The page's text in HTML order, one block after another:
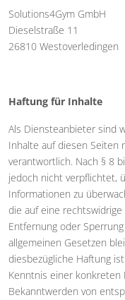
Solutions4Gym GmbH
Dieselstraße 11
26810 Westoverledingen
Haftung für Inhalte
Als Diensteanbieter sind
Inhalte auf diesen Seiten
verantwortlich. Nach § 8
jedoch nicht verpflichtet,
Informationen zu
die auf eine
Entfernung oder
allgemeinen Gesetzen
diesbezügliche Haftung
Kenntnis einer konkreten
Bekanntwerden von